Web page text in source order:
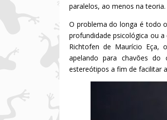
paralelos, ao menos na teoria.
O problema do longa é todo
profundidade psicológica ou
Richtofen de Maurício Eça,
apelando para chavões do
estereótipos a fim de facilitar